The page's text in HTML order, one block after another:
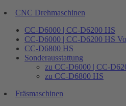
CNC Drehmaschinen
CC-D6000 | CC-D6200 HS
CC-D6000 | CC-D6200 HS
CC-D6800 HS
Sonderausstattung
zu CC-D6000 | CC-
zu CC-D6800 HS
Fräsmaschinen